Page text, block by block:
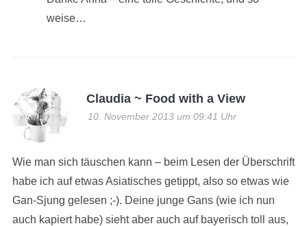
weise…
Claudia ~ Food with a View
10. November 2013 um 09:41 Uhr
Wie man sich täuschen kann – beim Lesen der Überschrift
habe ich auf etwas Asiatisches getippt, also so etwas wie
Gan-Sjung gelesen ;-). Deine junge Gans (wie ich nun
auch kapiert habe) sieht aber auch auf bayerisch toll aus,